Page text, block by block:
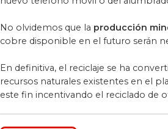
No olvidemos que la producción
cobre disponible en el futuro serán
En definitiva, el reciclaje se ha
recursos naturales existentes en el
este fin incentivando el reciclado de